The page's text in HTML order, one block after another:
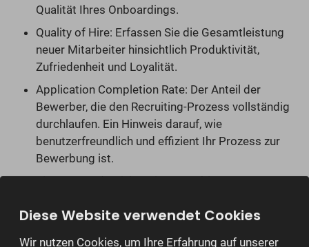
Qualität Ihres Onboardings.
Quality of Hire: Erfassen Sie die Gesamtleistung
neuer Mitarbeiter hinsichtlich Produktivität,
Zufriedenheit und Loyalität.
Application Completion Rate: Der Anteil der
Bewerber, die den Recruiting-Prozess vollständig
durchlaufen. Ein Hinweis darauf, wie
benutzerfreundlich und effizient Ihr Prozess zur
Bewerbung ist.
Time to Productivity: Die Dauer, bis neue
Indikator für die Qualität des Onboardings und die
Diese Website verwendet Cookies
Wir nutzen Cookies, um Ihre Erfahrung auf unserer